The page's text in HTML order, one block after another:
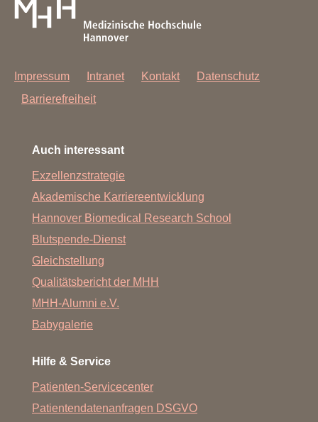
Impressum Intranet Kontakt
Datenschutz
Barrierefreiheit
Auch interessant
Exzellenzstrategie
Akademische Karriereentwicklung
Hannover Biomedical Research School
Blutspende-Dienst
Gleichstellung
Qualitätsbericht der MHH
MHH-Alumni e.V.
Babygalerie
Hilfe & Service
Patienten-Servicecenter
Patientendatenanfragen DSGVO